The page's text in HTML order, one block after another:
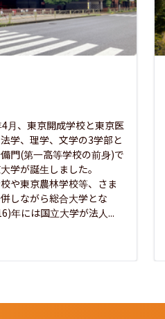
月、東京開成学校と東京医
学、理学、文学の3学部と
門(第一高等学校の前身)で
学が誕生しました。
や東京農林学校等、さま
しながら総合大学とな
年には国立大学が法人...